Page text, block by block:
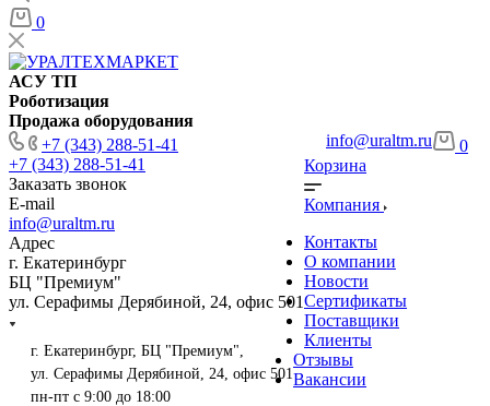
0
АСУ ТП
Роботизация
Продажа оборудования
+7 (343) 288-51-41
+7 (343) 288-51-41
Заказать звонок
E-mail
info@uraltm.ru
Адрес
г. Екатеринбург
БЦ "Премиум"
ул. Серафимы Дерябиной, 24, офис 501
info@uraltm.ru
г. Екатеринбург, БЦ "Премиум",
ул. Серафимы Дерябиной, 24, офис 501
пн-пт с 9:00 до 18:00
0
Корзина
Компания
Контакты
О компании
Новости
Сертификаты
Поставщики
Клиенты
Отзывы
Вакансии